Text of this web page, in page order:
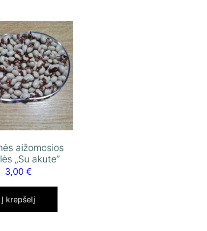
aižomosios
„Su akute”
3,00€
Į krepšelį